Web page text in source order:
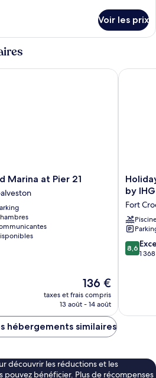
Voir les prix
Marina at Pier 21
Le
nouveau
prix
de
136 €
taxes et frais compris
13 août - 14 août
at Pier 21
Holiday
Inn
Express
&
Suites
Beach
by
by IHG
Fort
8.6
sur
8,6
1
Holiday
hébergements similaires
découvrir les réductions et les
pouvez bénéficier. Plus de récompenses